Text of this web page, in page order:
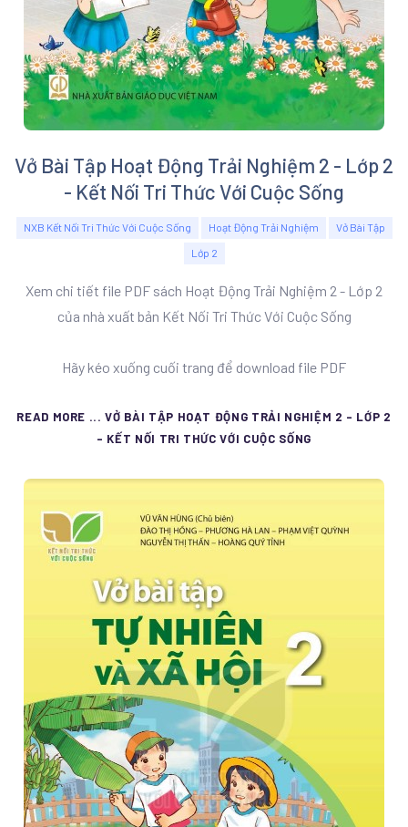
Vở Bài Tập Hoạt Động Trải Nghiệm 2 - Lớp 2
- Kết Nối Tri Thức Với Cuộc Sống
NXB Kết Nối Tri Thức Với Cuộc Sống Hoạt Động Trải Nghiệm
Vở Bài Tập
Lớp 2
Xem chi tiết file PDF sách Hoạt Động Trải Nghiệm 2 - Lớp 2
của nhà xuất bản Kết Nối Tri Thức Với Cuộc Sống
Hãy kéo xuống cuối trang để download file PDF
READ MORE ... VỞ BÀI TẬP HOẠT ĐỘNG TRẢI NGHIỆM 2 - LỚP 2
- KẾT NỐI TRI THỨC VỚI CUỘC SỐNG